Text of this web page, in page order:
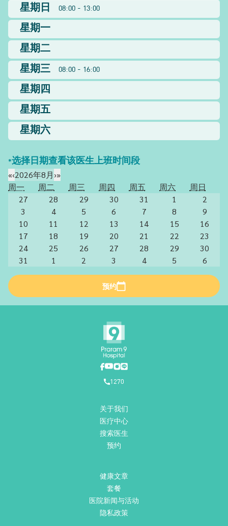
星期日
08:00 - 13:00
星期一
星期二
星期三
08:00 - 16:00
星期四
星期五
星期六
*选择日期查看该医生上班时间段
«‹2026年8月›»
周一
周二 周三 周四 周五 周六
周日
27
28 29 30 31 1
2
3
4 5 6 7 8
9
10
11 12 13 14 15
16
17
18 19 20 21 22
23
24
25 26 27 28 29
30
31
1 2 3 4 5 6
预约
1270
关于我们
医疗中心
搜索医生
预约
健康文章
套餐
医院新闻与活动
隐私政策